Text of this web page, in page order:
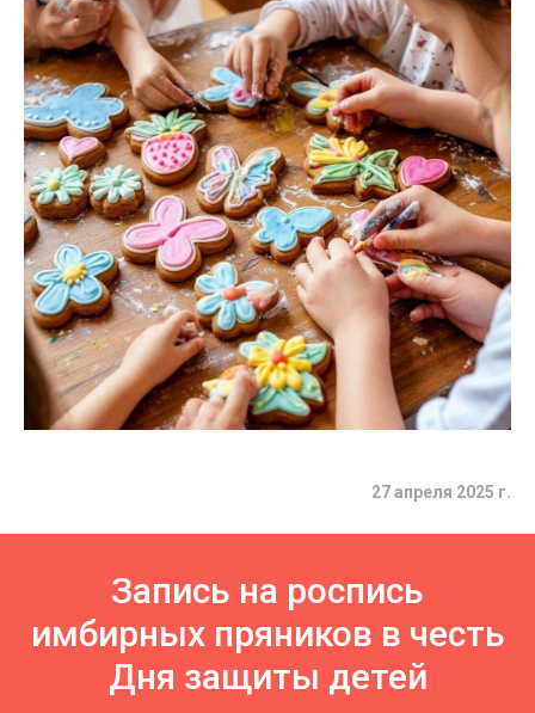
27 апреля 2025 г.
Запись на роспись
имбирных пряников в честь
Дня защиты детей